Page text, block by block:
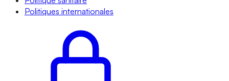
Politiques internationales